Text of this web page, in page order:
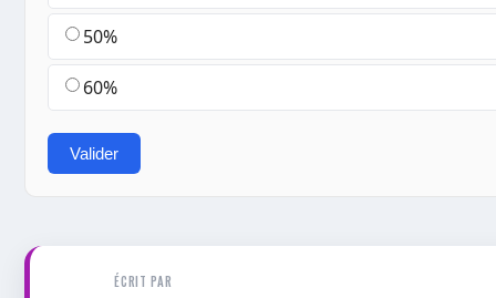
50%
60%
Valider
ÉCRIT PAR